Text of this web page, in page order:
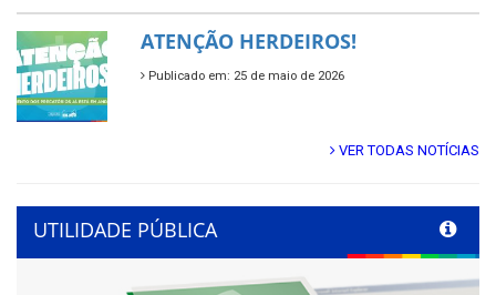
ATENÇÃO HERDEIROS!
Publicado em: 25 de maio de 2026
VER TODAS NOTÍCIAS
UTILIDADE PÚBLICA